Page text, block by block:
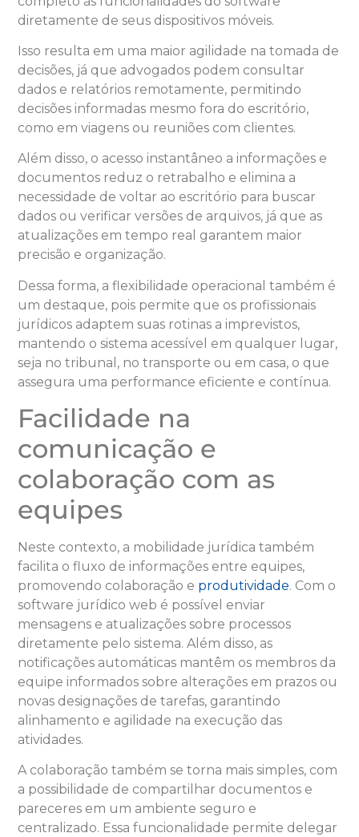
diretamente de seus dispositivos móveis.
Isso resulta em uma maior agilidade na tomada de
decisões, já que advogados podem consultar
dados e relatórios remotamente, permitindo
decisões informadas mesmo fora do escritório,
como em viagens ou reuniões com clientes.
Além disso, o acesso instantâneo a informações e
documentos reduz o retrabalho e elimina a
necessidade de voltar ao escritório para buscar
dados ou verificar versões de arquivos, já que as
atualizações em tempo real garantem maior
precisão e organização.
Dessa forma, a flexibilidade operacional também é
um destaque, pois permite que os profissionais
jurídicos adaptem suas rotinas a imprevistos,
mantendo o sistema acessível em qualquer lugar,
seja no tribunal, no transporte ou em casa, o que
assegura uma performance eficiente e contínua.
Facilidade na
comunicação e
colaboração com as
equipes
Neste contexto, a mobilidade jurídica também
facilita o fluxo de informações entre equipes,
promovendo colaboração e produtividade. Com o
software jurídico web é possível enviar
mensagens e atualizações sobre processos
diretamente pelo sistema. Além disso, as
notificações automáticas mantêm os membros da
equipe informados sobre alterações em prazos ou
novas designações de tarefas, garantindo
alinhamento e agilidade na execução das
atividades.
A colaboração também se torna mais simples, com
a possibilidade de compartilhar documentos e
pareceres em um ambiente seguro e
centralizado. Essa funcionalidade permite delegar